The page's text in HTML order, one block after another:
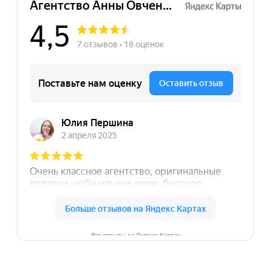
в агенство с
сделать классный
мерч!
! Вы просто
Все отзывы на Яндекс Картах